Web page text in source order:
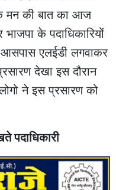
मन की बात का आज
के पदाधिकारियों
एलईडी लगवाकर
देखा इस दौरान
ने इस प्रसारण को
पदाधिकारी